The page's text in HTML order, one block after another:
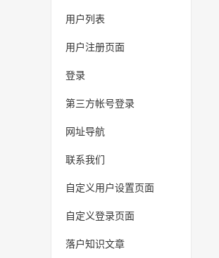
用户列表
用户注册页面
登录
第三方帐号登录
网址导航
联系我们
自定义用户设置页面
自定义登录页面
落户知识文章